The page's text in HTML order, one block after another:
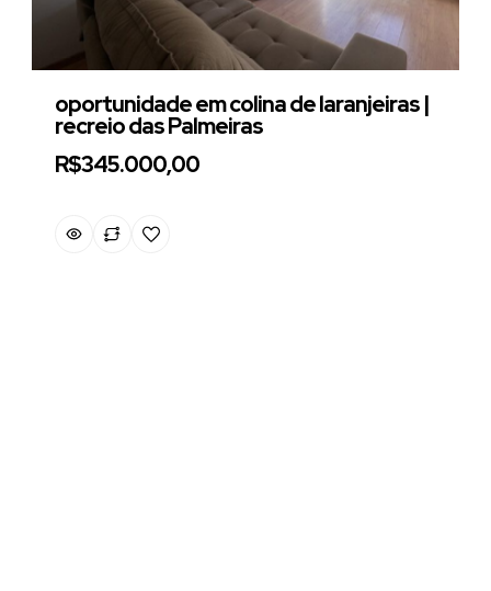
oportunidade em colina de laranjeiras |
recreio das Palmeiras
R$345.000,00